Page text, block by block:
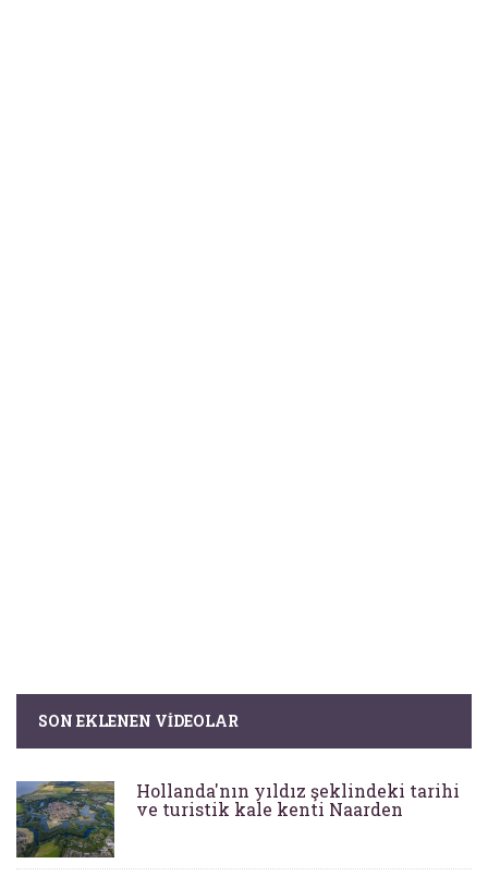
SON EKLENEN VIDEOLAR
Hollanda'nın yıldız şeklindeki tarihi
ve turistik kale kenti Naarden